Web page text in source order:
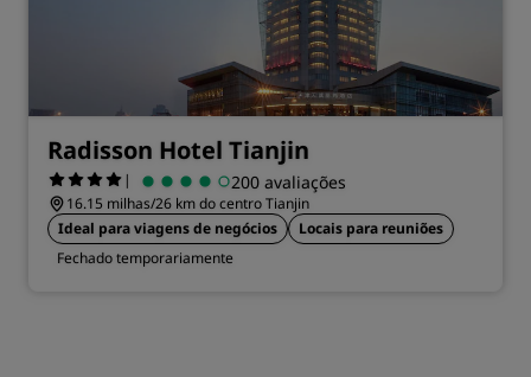
Radisson Hotel Tianjin
| 200 avaliações
16.15 milhas/26 km do centro Tianjin
Ideal para viagens de negócios
Locais para reuniões
Fechado temporariamente